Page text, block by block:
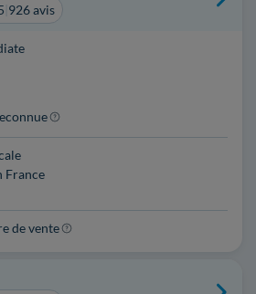
926 avis
France
de vente